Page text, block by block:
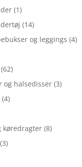
(1)
(14)
og leggings (4)
(62)
og halsedisser (3)
(4)
køredragter (8)
(3)